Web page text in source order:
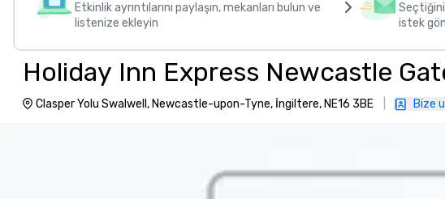
Etkinlik ayrıntılarını paylaşın, mekanları bulun ve
listenize ekleyin
istek
Holiday Inn Express Newcastle
Clasper Yolu Swalwell, Newcastle-upon-Tyne, İngiltere, NE16 3BE Bize